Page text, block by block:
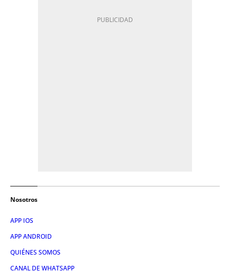
Nosotros
APP IOS
APP ANDROID
QUIÉNES SOMOS
CANAL DE WHATSAPP